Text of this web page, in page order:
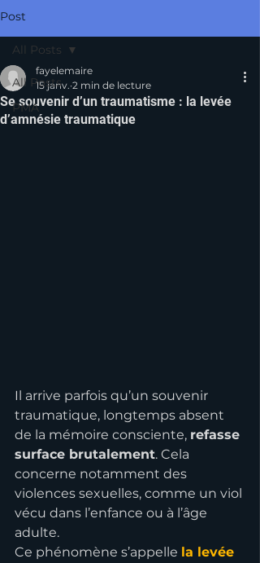
Post
All Posts
PMA
All Posts
Se souvenir d’un traumatisme : la levée
d’amnésie traumatique
fayelemaire
15 janv. 2 min de lecture
Il arrive parfois qu’un souvenir
traumatique, longtemps absent
de la mémoire consciente, refasse
surface brutalement. Cela
concerne notamment des
violences sexuelles, comme un viol
vécu dans l’enfance ou à l’âge
adulte.
Ce phénomène s’appelle la levée